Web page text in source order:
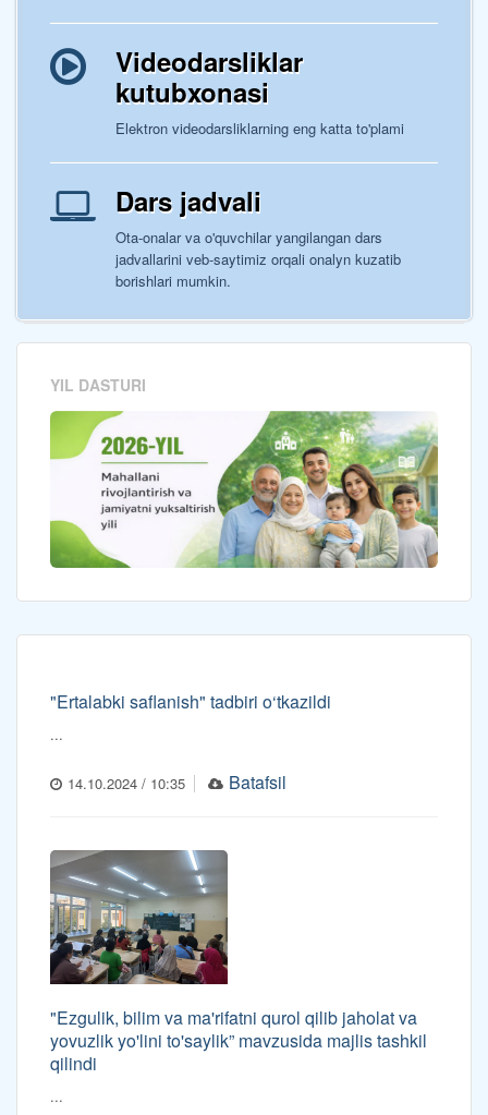
Videodarsliklar
kutubxonasi
Elektron videodarsliklarning eng katta to'plami
Dars jadvali
Ota-onalar va o'quvchilar yangilangan dars
jadvallarini veb-saytimiz orqali onalyn kuzatib
borishlari mumkin.
YIL DASTURI
"Ertalabki saflanish" tadbiri o‘tkazildi
...
14.10.2024 / 10:35 Batafsil
"Ezgulik, bilim va ma'rifatni qurol qilib jaholat va
yovuzlik yo'lini to'saylik” mavzusida majlis tashkil
qilindi
...